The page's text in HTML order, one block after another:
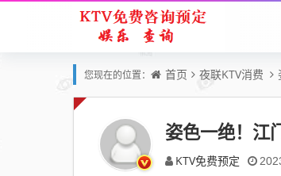
您现在的位置： 首页 夜联KTV消费
姿色一绝！江
KTV免费预定